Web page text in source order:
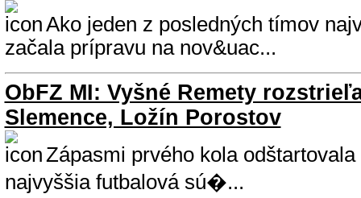
Ako jeden z posledných tímov
začala prípravu na nov&uac...
ObFZ MI: Vyšné Remety
Slemence, Ložín Porostov
Zápasmi prvého kola
najvyššia futbalová sú�...